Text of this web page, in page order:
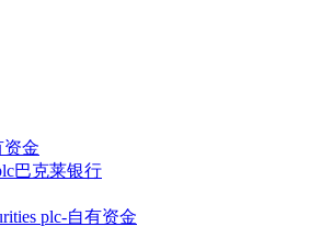
资金
巴克莱银行
plc-自有资金